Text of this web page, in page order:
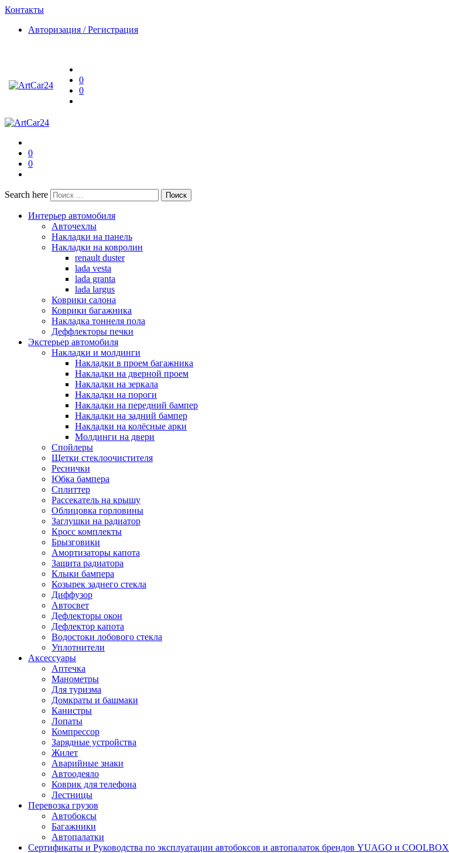
Контакты
Авторизация / Регистрация
0
0
0
0
Search here Поиск
Интерьер автомобиля
Авточехлы
Накладки на панель
Накладки на ковролин
renault duster
lada vesta
lada granta
lada largus
Коврики салона
Коврики багажника
Накладка тоннеля пола
Деффлекторы печки
Экстерьер автомобиля
Накладки и молдинги
Накладки в проем багажника
Накладки на дверной проем
Накладки на зеркала
Накладки на пороги
Накладки на передний бампер
Накладки на задний бампер
Накладки на колёсные арки
Молдинги на двери
Спойлеры
Щетки стеклоочистителя
Реснички
Юбка бампера
Сплиттер
Рассекатель на крышу
Облицовка горловины
Заглушки на радиатор
Кросс комплекты
Брызговики
Амортизаторы капота
Защита радиатора
Клыки бампера
Козырек заднего стекла
Диффузор
Автосвет
Дефлекторы окон
Дефлектор капота
Водостоки лобового стекла
Уплотнители
Аксессуары
Аптечка
Манометры
Для туризма
Домкраты и башмаки
Канистры
Лопаты
Компрессор
Зарядные устройства
Жилет
Аварийные знаки
Автоодеяло
Коврик для телефона
Лестницы
Перевозка грузов
Автобоксы
Багажники
Автопалатки
Сертификаты и Руководства по эксплуатации автобоксов и автопалаток брендов YUAGO и COOLBOX